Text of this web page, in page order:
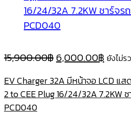
15,900.00฿ Original
was:
15,900.00฿.
6,000.00฿
is:
ยังไม่ร
EV Charger 32A มีหน้าจอ LCD แ
2 to CEE Plug 16/24/32A 7.2KW
PCD040